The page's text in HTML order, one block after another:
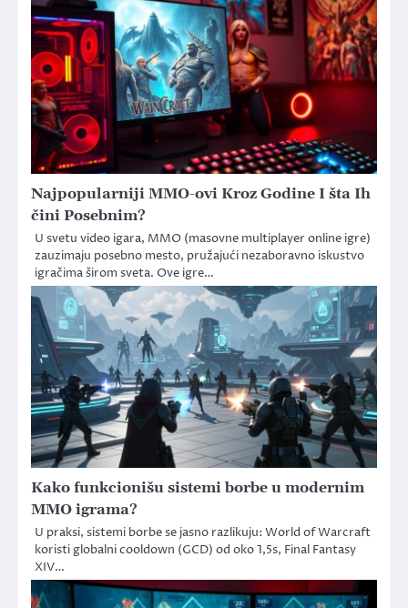
Najpopularniji MMO-ovi Kroz Godine I šta Ih
čini Posebnim?
U svetu video igara, MMO (masovne multiplayer online igre)
zauzimaju posebno mesto, pružajući nezaboravno iskustvo
igračima širom sveta. Ove igre…
Kako funkcionišu sistemi borbe u modernim
MMO igrama?
U praksi, sistemi borbe se jasno razlikuju: World of Warcraft
koristi globalni cooldown (GCD) od oko 1,5s, Final Fantasy
XIV…